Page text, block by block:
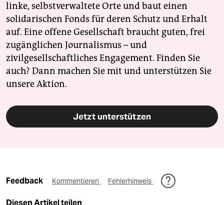
linke, selbstverwaltete Orte und baut einen
solidarischen Fonds für deren Schutz und Erhalt
auf. Eine offene Gesellschaft braucht guten, frei
zugänglichen Journalismus – und
zivilgesellschaftliches Engagement. Finden Sie
auch? Dann machen Sie mit und unterstützen Sie
unsere Aktion.
Jetzt unterstützen
Feedback Kommentieren Fehlerhinweis
Diesen Artikel teilen